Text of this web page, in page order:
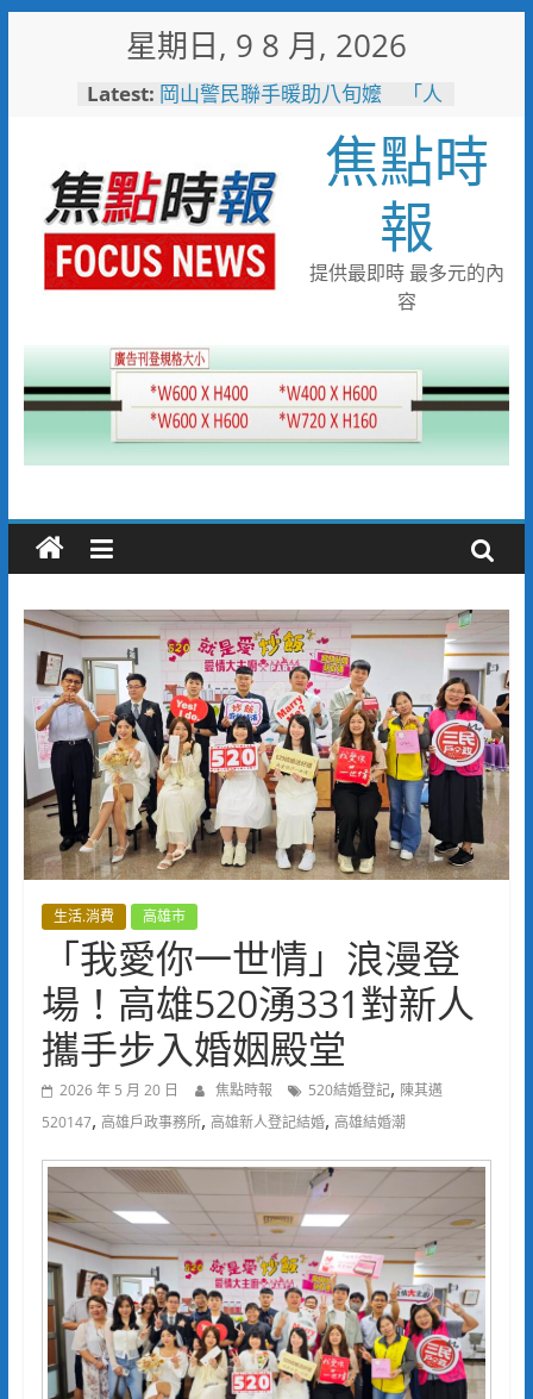
星期日, 9 8 月, 2026
Latest: 岡山警民聯手暖助八旬嬤 「人
高雄4,599件作品傳遞拒毒信
念 「2026港都反毒盃」用畫
筆打造兒童防毒力
498位大專青年返鄉 彰化暑期
工讀營隊結業
彰化縣運會6項10人破大會紀錄
臺南社區防暴劇力拚全國 環湖
社區奪季軍、民榮社區獲佳作
焦點時
報
提供最即時 最多元的內
容
生活.消費 高雄市
「我愛你一世情」浪漫登
場！高雄520湧331對新人
攜手步入婚姻殿堂
2026 年 5 月 20 日 焦點時報 520結婚登記, 陳其邁
520147, 高雄戶政事務所, 高雄新人登記結婚, 高雄結婚潮